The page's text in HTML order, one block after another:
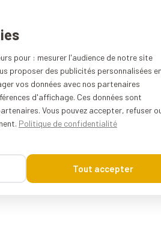
pour : mesurer l'audience de notre site
proposer des publicités personnalisées
vos données avec nos partenaires
d'affichage. Ces données sont
Vous pouvez accepter, refuser
Politique de confidentialité
Tout accepter